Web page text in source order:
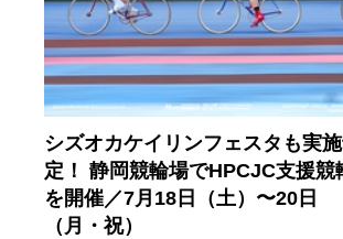
シズオカケイリンフェスタも実
定！ 静岡競輪場でHPCJC支援競
を開催／7月18日（土）〜20日
（月・祝）